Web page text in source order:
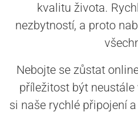
kvalitu života.
nezbytností, a proto
Nebojte se zůstat
příležitost být
si naše rychlé připojení